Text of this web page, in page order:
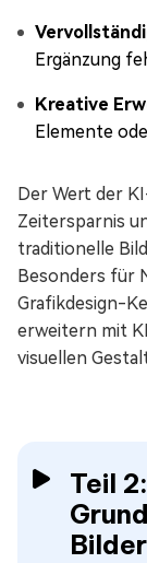
Ergänzung
Kreative
Elemente
Der Wert der
Zeitersparnis
traditionelle
Besonders für
Grafikdesign-
erweitern mit
visuellen
Teil